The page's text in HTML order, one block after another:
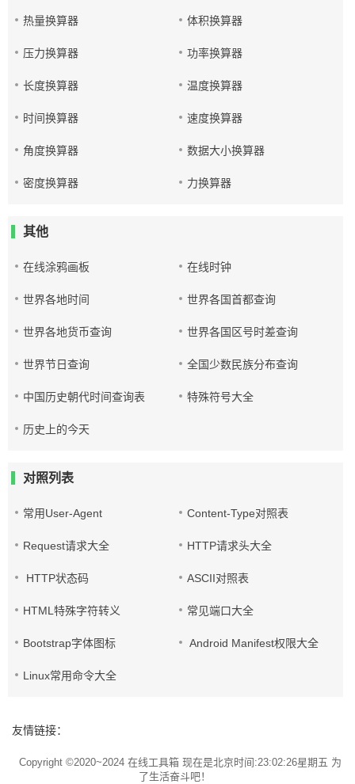
热量换算器 体积换算器
压力换算器 功率换算器
长度换算器 温度换算器
时间换算器 速度换算器
角度换算器 数据大小换算器
密度换算器 力换算器
其他
在线涂鸦画板 在线时钟
世界各地时间 世界各国首都查询
世界各地货币查询 世界各国区号时差查询
世界节日查询 全国少数民族分布查询
中国历史朝代时间查询表 特殊符号大全
历史上的今天
对照列表
常用User-Agent Content-Type对照表
Request请求大全 HTTP请求头大全
HTTP状态码 ASCII对照表
HTML特殊字符转义 常见端口大全
Bootstrap字体图标 Android Manifest权限大全
Linux常用命令大全
友情链接：
Copyright ©2020~2024 在线工具箱现在是北京时间:23:02:26星期五 为
了生活奋斗吧！